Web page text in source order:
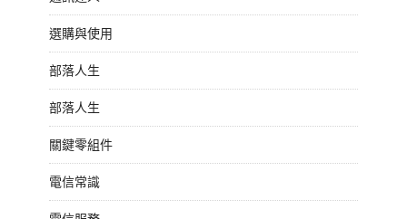
選購與使用
部落人生
部落人生
關鍵零組件
電信常識